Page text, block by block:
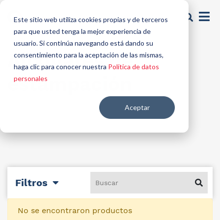
Este sitio web utiliza cookies propias y de terceros
para que usted tenga la mejor experiencia de
usuario. Si continúa navegando está dando su
consentimiento para la aceptación de las mismas,
haga clic para conocer nuestra Política de datos
personales
Aceptar
Auxiliares de
estampación
Filtros
No se encontraron productos